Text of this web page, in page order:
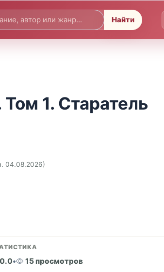
Найти
1. Старатель
04.08.2026)
0.0• 15 просмотров